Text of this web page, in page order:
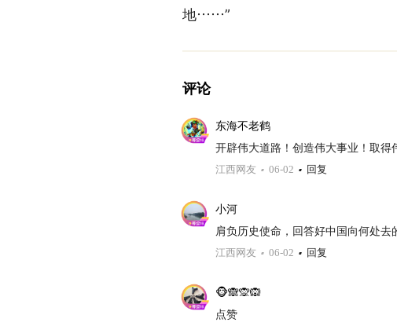
地……”
评论
东海不老鹤
开辟伟大道路！创造伟大事业！取得
江西网友
06-02 回复
小河
肩负历史使命，回答好中国向何处去
江西网友
06-02 回复
🐵🙈🙊🙉
点赞